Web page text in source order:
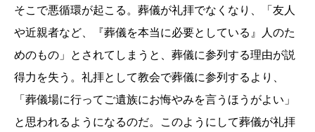
そこで悪循環が起こる。葬儀が礼拝でなくなり、「友人
や近親者など、『葬儀を本当に必要としている』人のた
めのもの」とされてしまうと、葬儀に参列する理由が説
得力を失う。礼拝として教会で葬儀に参列するより、
「葬儀場に行ってご遺族にお悔やみを言うほうがよい」
と思われるようになるのだ。このようにして葬儀が礼拝